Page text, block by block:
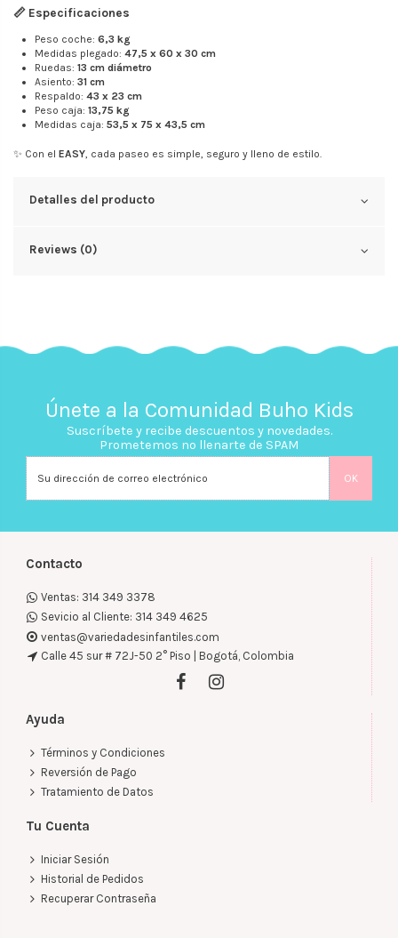
📏 Especificaciones
Peso coche: 6,3 kg
Medidas plegado: 47,5 x 60 x 30 cm
Ruedas: 13 cm diámetro
Asiento: 31 cm
Respaldo: 43 x 23 cm
Peso caja: 13,75 kg
Medidas caja: 53,5 x 75 x 43,5 cm
✨ Con el EASY , cada paseo es simple, seguro y lleno de estilo.
Detalles del producto
Reviews (0)
Únete a la Comunidad Buho Kids
Suscríbete y recibe descuentos y novedades.
Prometemos no llenarte de SPAM
Contacto
Ventas: 314 349 3378
Sevicio al Cliente: 314 349 4625
ventas@variedadesinfantiles.com
Calle 45 sur # 72J-50 2° Piso | Bogotá, Colombia
Ayuda
Términos y Condiciones
Reversión de Pago
Tratamiento de Datos
Tu Cuenta
Iniciar Sesión
Historial de Pedidos
Recuperar Contraseña